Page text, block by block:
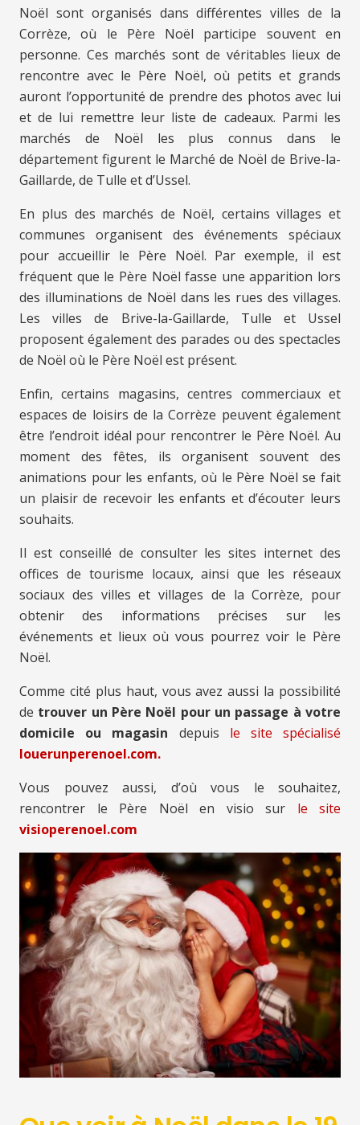
Noël sont organisés dans différentes villes de la
Corrèze, où le Père Noël participe souvent en
personne. Ces marchés sont de véritables lieux de
rencontre avec le Père Noël, où petits et grands
auront l’opportunité de prendre des photos avec lui
et de lui remettre leur liste de cadeaux. Parmi les
marchés de Noël les plus connus dans le
département figurent le Marché de Noël de Brive-la-
Gaillarde, de Tulle et d’Ussel.
En plus des marchés de Noël, certains villages et
communes organisent des événements spéciaux
pour accueillir le Père Noël. Par exemple, il est
fréquent que le Père Noël fasse une apparition lors
des illuminations de Noël dans les rues des villages.
Les villes de Brive-la-Gaillarde, Tulle et Ussel
proposent également des parades ou des spectacles
de Noël où le Père Noël est présent.
Enfin, certains magasins, centres commerciaux et
espaces de loisirs de la Corrèze peuvent également
être l’endroit idéal pour rencontrer le Père Noël. Au
moment des fêtes, ils organisent souvent des
animations pour les enfants, où le Père Noël se fait
un plaisir de recevoir les enfants et d’écouter leurs
souhaits.
Il est conseillé de consulter les sites internet des
offices de tourisme locaux, ainsi que les réseaux
sociaux des villes et villages de la Corrèze, pour
obtenir des informations précises sur les
événements et lieux où vous pourrez voir le Père
Noël.
Comme cité plus haut, vous avez aussi la possibilité
de trouver un Père Noël pour un passage à votre
domicile ou magasin depuis le site spécialisé
louerunperenoel.com.
Vous pouvez aussi, d’où vous le souhaitez,
rencontrer le Père Noël en visio sur le site
visioperenoel.com